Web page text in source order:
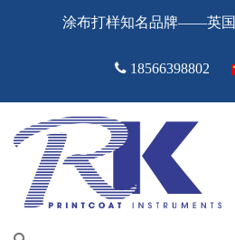
涂布打样知名品牌——英
18566398802